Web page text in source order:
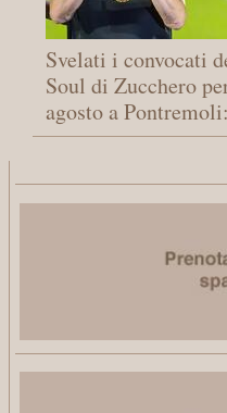
Svelati i convocati
Soul di Zucchero
agosto a